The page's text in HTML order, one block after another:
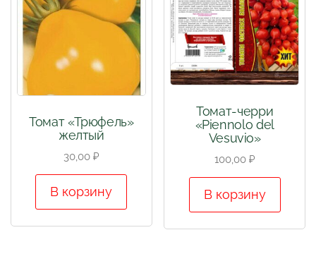
Томат «Трюфель»
желтый
30,00 ₽
В корзину
Томат-черри
«Piennolo del
Vesuvio»
100,00 ₽
В корзину